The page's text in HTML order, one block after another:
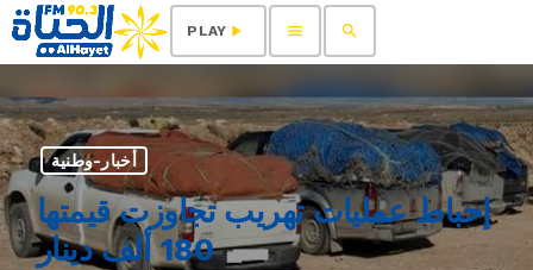
search
menu
play_arrow
PLAY
أخبار-وطنية
إحباط عمليات تهريب تجاوزت قيمتها
180 ألف دينار